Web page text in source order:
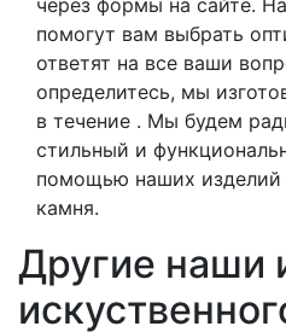
через формы на сайте.
помогут вам выбрать
ответят на все ваши
определитесь, мы
в течение . Мы будем
стильный и
помощью наших изделий
камня.
Другие наши